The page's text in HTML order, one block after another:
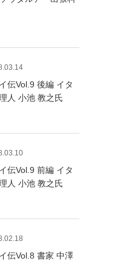
伝Vol.9 後編 イタ
人 小池 教之氏
伝Vol.9 前編 イタ
人 小池 教之氏
伝Vol.8 書家 中澤